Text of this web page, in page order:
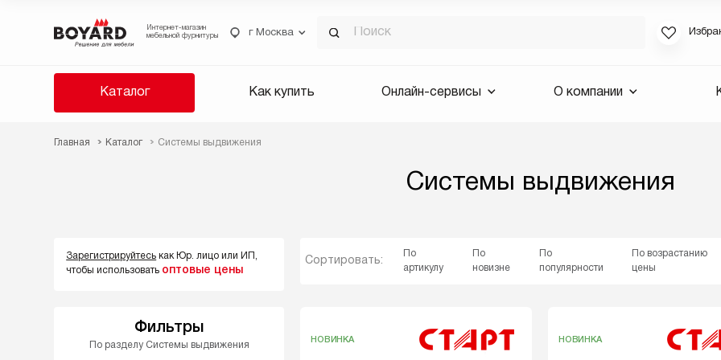
Интернет-магазин
мебельной фурнитуры
г Москва
Каталог Как купить Онлайн-сервисы О компании
Главная Каталог Системы выдвижения
Системы выдвижения
Зарегистрируйтесь как Юр. лицо или ИП,
чтобы использовать оптовые цены
Сортировать:
По
артикулу
По
новизне
По
популярности
По возрастанию
цены
Фильтры
По разделу Системы выдвижения
НОВИНКА НОВИНКА
Если вы
для смены